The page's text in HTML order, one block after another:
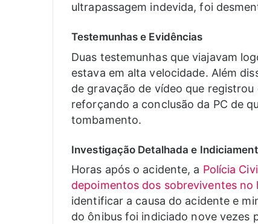
ultrapassagem indevida, foi
Testemunhas e Evidências
Duas testemunhas que viajavam
estava em alta velocidade. Além
de gravação de vídeo que
reforçando a conclusão da PC de
tombamento.
Investigação Detalhada e
Horas após o acidente, a Polícia
depoimentos dos sobreviventes no
identificar a causa do acidente e
do ônibus foi indiciado nove vezes